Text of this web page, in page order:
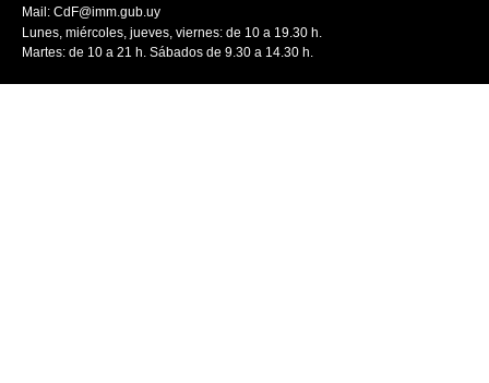
Mail: CdF@imm.gub.uy
Lunes, miércoles, jueves, viernes: de 10 a 19.30 h.
Martes: de 10 a 21 h. Sábados de 9.30 a 14.30 h.